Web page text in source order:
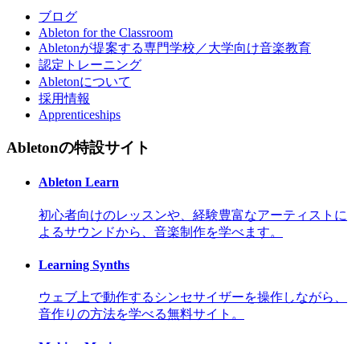
ブログ
Ableton for the Classroom
Abletonが提案する専門学校／大学向け音楽教育
認定トレーニング
Abletonについて
採用情報
Apprenticeships
Abletonの特設サイト
Ableton Learn
初心者向けのレッスンや、経験豊富なアーティストに
よるサウンドから、音楽制作を学べます。
Learning Synths
ウェブ上で動作するシンセサイザーを操作しながら、
音作りの方法を学べる無料サイト。